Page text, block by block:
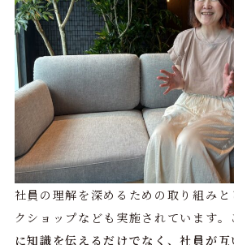
社員の理解を深めるための取り組み
クショップなども実施されています。
に知識を伝えるだけでなく、社員が互